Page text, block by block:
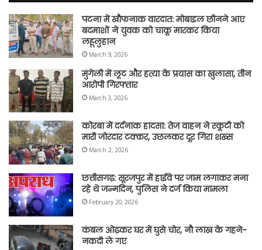
पटना में खौफनाक वारदात: मोबाइल छीनने आए
बदमाशों ने युवक को चाकू मारकर किया
लहूलुहान
March 9, 2026
मुंगेली में लूट और हत्या के प्रयास का खुलासा, तीन
आरोपी गिरफ्तार
March 3, 2026
कोरबा में दर्दनाक हादसा: तेज वाहन ने स्कूटी को
मारी जोरदार टक्कर, उछलकर दूर गिरा शख्स
March 2, 2026
छत्तीसगढ़: सूरजपुर में हाईवे पर जाम लगाकर मना
रहे थे जन्मदिन, पुलिस ने दर्ज किया मामला
February 20, 2026
कंबल ओढ़कर घर में घुसे चोर, नौ लाख के गहने-
नकदी ले गए